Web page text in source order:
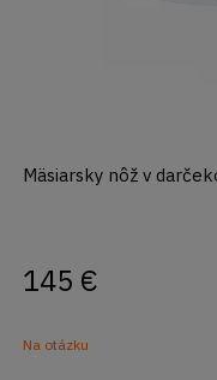
Mäsiarsky nôž v
145 €
Na otázku